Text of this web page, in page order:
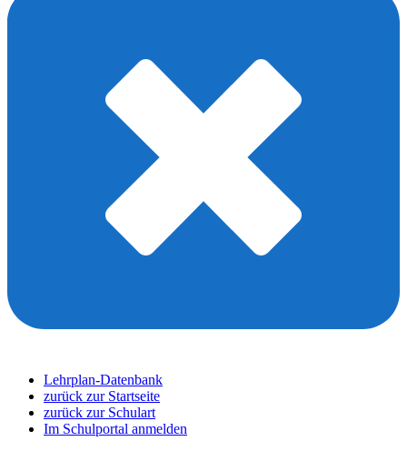
Lehrplan-Datenbank
zurück zur Startseite
zurück zur Schulart
Im Schulportal anmelden